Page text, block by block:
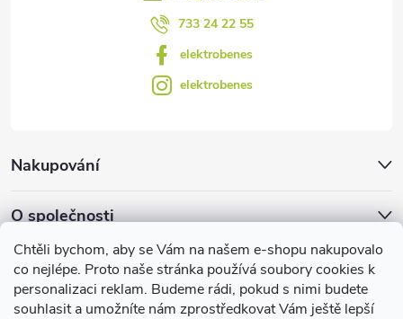
Chtěli bychom, aby se Vám na našem e-shopu nakupovalo
co nejlépe. Proto naše stránka používá soubory cookies k
personalizaci reklam. Budeme rádi, pokud s nimi budete
souhlasit a umožníte nám zprostředkovat Vám ještě lepší
Nakupování
O společnosti
Facebook
733 24 22 55
elektrobenes
elektrobenes